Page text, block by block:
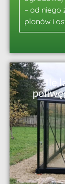
– od niego
plonów i
Ile